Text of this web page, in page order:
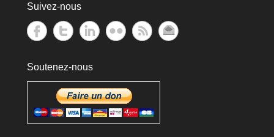
Suivez-nous
Soutenez-nous